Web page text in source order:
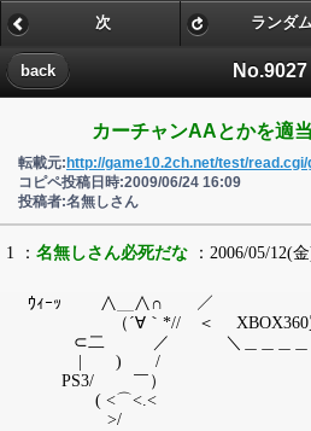
No.9027
back
次 ランダム
カーチャンAAとかを適
転載元: http://game10.2ch.net/test/read.cgi/
コピペ投稿日時:2009/06/24 16:09
投稿者:名無しさん
1 ： 名無しさん必死だな ：2006/05/12(
ｳｨｰｯ ∧＿∧∩ ／￣￣￣￣￣￣￣
（´∀｀*// ＜ XBOX360買っ
⊂二 ／ ＼＿＿＿＿＿＿＿
| ) /
PS3/ ￣）
( <⌒<.<
>/